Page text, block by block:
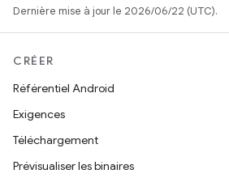
Dernière mise à jour le 2026/06/22 (UTC).
CRÉER
Référentiel Android
Exigences
Téléchargement
Prévisualiser les binaires